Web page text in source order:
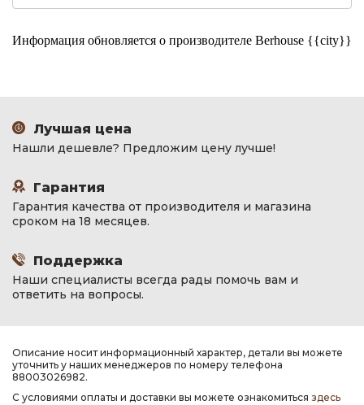
Информация обновляется о производителе Berhouse {{city}}
Лучшая цена
Нашли дешевле? Предложим цену лучше!
Гарантия
Гарантия качества от производителя и магазина
сроком на 18 месяцев.
Поддержка
Наши специалисты всегда рады помочь вам и
ответить на вопросы.
Описание носит информационный характер, детали вы можете
уточнить у наших менеджеров по номеру телефона
88003026982.
С условиями оплаты и доставки вы можете ознакомиться здесь